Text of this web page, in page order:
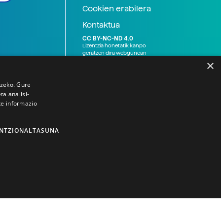
Cookien erabilera
Kontaktua
CC BY-NC-ND 4.0
Lizentzia honetatik kanpo
geratzen dira webgunean
×
Gure
analisi-
informazio